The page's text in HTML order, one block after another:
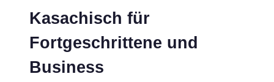
Kasachisch für
Fortgeschrittene und
Business